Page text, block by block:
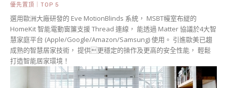
優先置頂｜TOP 5
選用歐洲大廠研發的 Eve MotionBlinds 系統， MSBT幔室布緹的
HomeKit 智能電動窗簾支援 Thread 連線， 能透過 Matter 協議於4大智
慧家庭平台 (Apple/Google/Amazon/Samsung) 使用。 引進歐美已趨
成熟的智慧居家技術， 提供更穩定的操作及更高的安全性能， 輕鬆
打造智能居家環境！